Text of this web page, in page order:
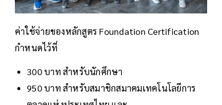
ค่าใช้จ่ายของหลักสูตร Foundation Certification
กำหนดไว้ที่
300 บาท สำหรับนักศึกษา
950 บาท สำหรับสมาชิกสมาคมเทคโนโลยีการ